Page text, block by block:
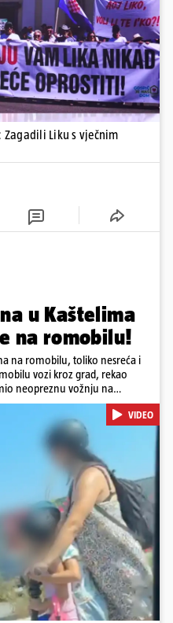
videa...
Liku s vječnim
u Kaštelima
na romobilu!
na romobilu, toliko nesreća i
vozi kroz grad, rekao
neopreznu vožnju na
Kaštele. Podsjetimo, mjesec i
pad s električnog romobila
naporima liječnika KBC-a
podlegao ozljedama
videa...
VIDEO